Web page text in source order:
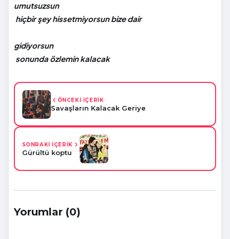
umutsuzsun
hiçbir şey hissetmiyorsun bize dair
gidiyorsun
sonunda özlemin kalacak
ÖNCEKİ İÇERİK
Savaşların Kalacak Geriye
SONRAKİ İÇERİK
Gürültü koptu
Yorumlar (0)